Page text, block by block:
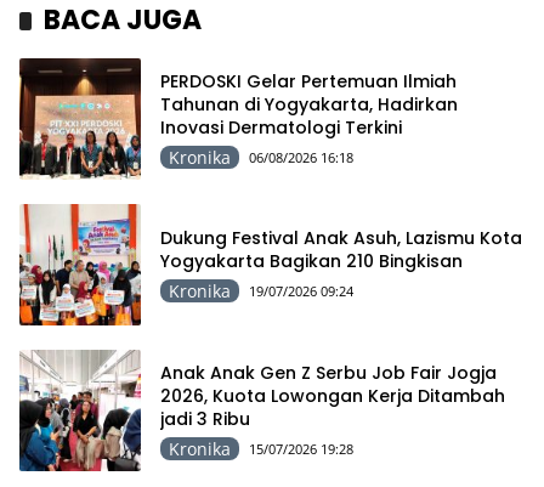
BACA JUGA
PERDOSKI Gelar Pertemuan Ilmiah
Tahunan di Yogyakarta, Hadirkan
Inovasi Dermatologi Terkini
Kronika 06/08/2026 16:18
Dukung Festival Anak Asuh, Lazismu Kota
Yogyakarta Bagikan 210 Bingkisan
Kronika 19/07/2026 09:24
Anak Anak Gen Z Serbu Job Fair Jogja
2026, Kuota Lowongan Kerja Ditambah
jadi 3 Ribu
Kronika 15/07/2026 19:28